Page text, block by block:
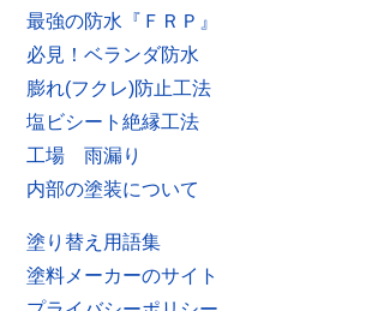
最強の防水『ＦＲＰ』
必見！ベランダ防水
膨れ(フクレ)防止工法
塩ビシート絶縁工法
工場 雨漏り
内部の塗装について
塗り替え用語集
塗料メーカーのサイト